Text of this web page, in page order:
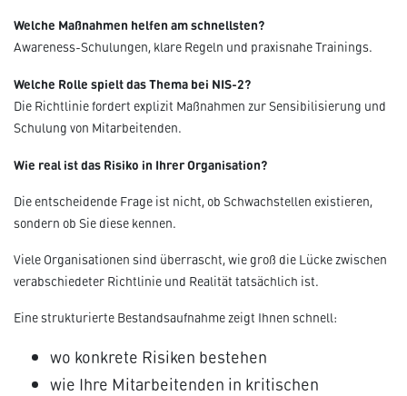
Welche Maßnahmen helfen am schnellsten?
Awareness-Schulungen, klare Regeln und praxisnahe Trainings.
Welche Rolle spielt das Thema bei NIS-2?
Die Richtlinie fordert explizit Maßnahmen zur Sensibilisierung und
Schulung von Mitarbeitenden.
Wie real ist das Risiko in Ihrer Organisation?
Die entscheidende Frage ist nicht, ob Schwachstellen existieren,
sondern ob Sie diese kennen.
Viele Organisationen sind überrascht, wie groß die Lücke zwischen
verabschiedeter Richtlinie und Realität tatsächlich ist.
Eine strukturierte Bestandsaufnahme zeigt Ihnen schnell:
wo konkrete Risiken bestehen
wie Ihre Mitarbeitenden in kritischen